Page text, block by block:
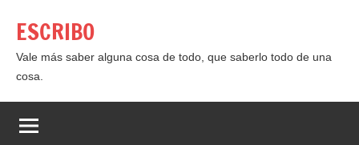
contenido
ESCRIBO
Vale más saber alguna cosa de todo, que saberlo todo de una
cosa.